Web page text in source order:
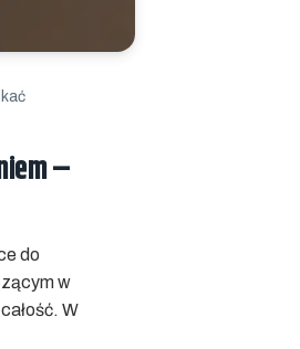
–
do
w
W